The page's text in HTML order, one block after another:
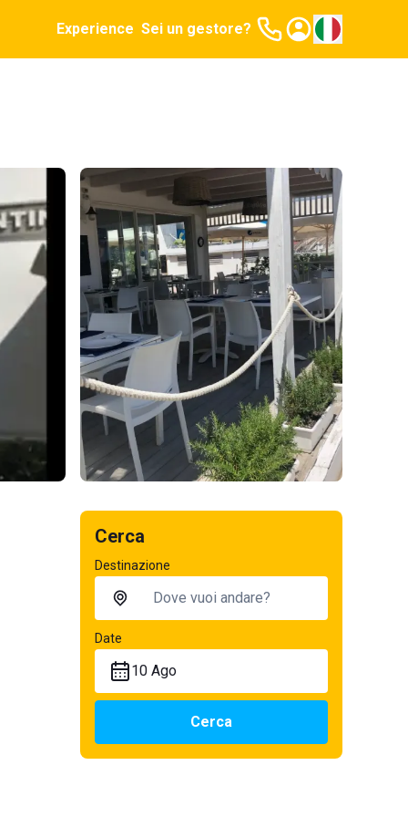
Experience Sei un gestore?
Cerca
Destinazione
Date
10 Ago
Cerca